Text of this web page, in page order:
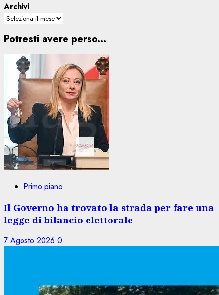
Archivi
Potresti avere perso...
Primo piano
Il Governo ha trovato la strada per fare una
legge di bilancio elettorale
7 Agosto 2026 0